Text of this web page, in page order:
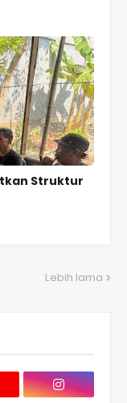
Struktur
Lebih lama